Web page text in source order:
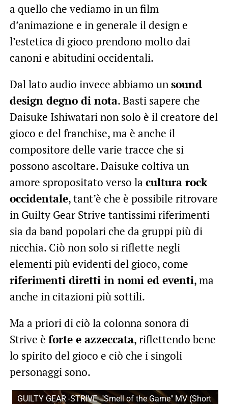
a quello che vediamo in un film
d’animazione e in generale il design e
l’estetica di gioco prendono molto dai
canoni e abitudini occidentali.
Dal lato audio invece abbiamo unsound
design degno di nota. Basti sapere che
Daisuke Ishiwatari non solo è il creatore del
gioco e del franchise, ma è anche il
compositore delle varie tracce che si
possono ascoltare. Daisuke coltiva un
amore spropositato verso la cultura rock
occidentale, tant’è che è possibile ritrovare
in Guilty Gear Strive tantissimi riferimenti
sia da band popolari che da gruppi più di
nicchia. Ciò non solo si riflette negli
elementi più evidenti del gioco, come
riferimenti diretti in nomi ed eventi, ma
anche in citazioni più sottili.
Ma a priori di ciò la colonna sonora di
Strive è forte e azzeccata, riflettendo bene
lo spirito del gioco e ciò che i singoli
personaggi sono.
GUILTY GEAR -STRIVE- "Smell of the Game" MV (Short